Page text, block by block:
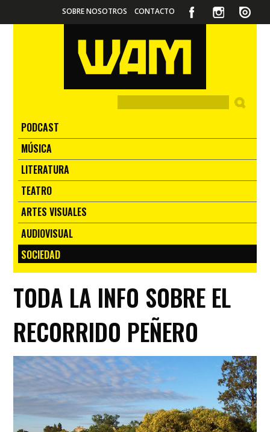
SOBRE NOSOTROS CONTACTO
PODCAST
MÚSICA
LITERATURA
TEATRO
ARTES VISUALES
AUDIOVISUAL
SOCIEDAD
TODA LA INFO SOBRE EL
RECORRIDO PEÑERO